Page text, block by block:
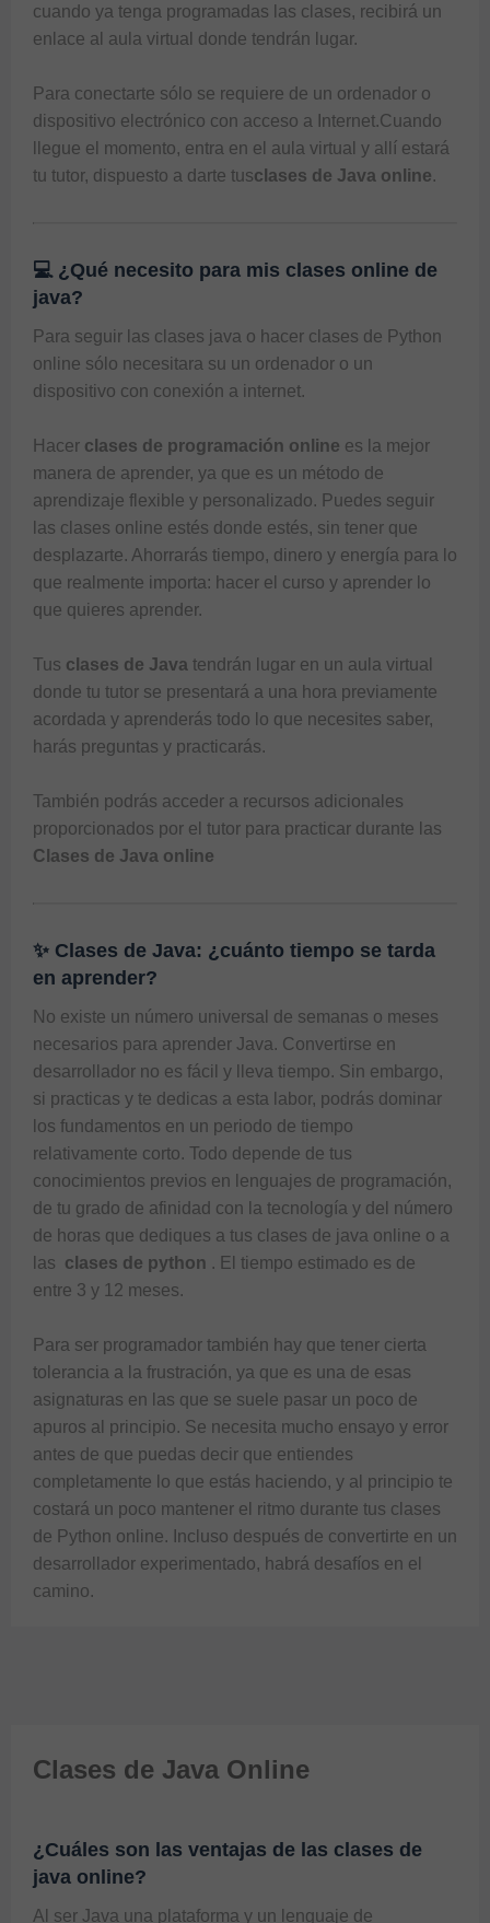
cuando ya tenga programadas las clases, recibirá un
enlace al aula virtual donde tendrán lugar.
Para conectarte sólo se requiere de un ordenador o
dispositivo electrónico con acceso a Internet.Cuando
llegue el momento, entra en el aula virtual y allí estará
tu tutor, dispuesto a darte tusclases de Java online.
💻 ¿Qué necesito para mis clases online de
java?
Para seguir las clases java o hacer clases de Python
online sólo necesitara su un ordenador o un
dispositivo con conexión a internet.
Hacer clases de programación online es la mejor
manera de aprender, ya que es un método de
aprendizaje flexible y personalizado. Puedes seguir
las clases online estés donde estés, sin tener que
desplazarte. Ahorrarás tiempo, dinero y energía para lo
que realmente importa: hacer el curso y aprender lo
que quieres aprender.
Tus clases de Java tendrán lugar en un aula virtual
donde tu tutor se presentará a una hora previamente
acordada y aprenderás todo lo que necesites saber,
harás preguntas y practicarás.
También podrás acceder a recursos adicionales
Clases de Java online
✨ Clases de Java: ¿cuánto tiempo se tarda
en aprender?
No existe un número universal de semanas o meses
necesarios para aprender Java. Convertirse en
desarrollador no es fácil y lleva tiempo. Sin embargo,
si practicas y te dedicas a esta labor, podrás dominar
los fundamentos en un periodo de tiempo
relativamente corto. Todo depende de tus
conocimientos previos en lenguajes de programación,
de tu grado de afinidad con la tecnología y del número
de horas que dediques a tus clases de java online o a
las clases de python . El tiempo estimado es de
entre 3 y 12 meses.
Para ser programador también hay que tener cierta
tolerancia a la frustración, ya que es una de esas
asignaturas en las que se suele pasar un poco de
apuros al principio. Se necesita mucho ensayo y error
antes de que puedas decir que entiendes
completamente lo que estás haciendo, y al principio te
costará un poco mantener el ritmo durante tus clases
de Python online. Incluso después de convertirte en un
desarrollador experimentado, habrá desafíos en el
camino.
Clases de Java Online
¿Cuáles son las ventajas de las clases de
java online?
Al ser Java una plataforma y un lenguaje de